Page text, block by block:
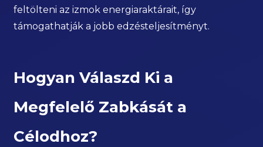
feltölteni az izmok energiaraktárait, így
támogathatják a jobb edzésteljesítményt.
Hogyan Válaszd Ki a
Megfelelő Zabkását a
Célodhoz?